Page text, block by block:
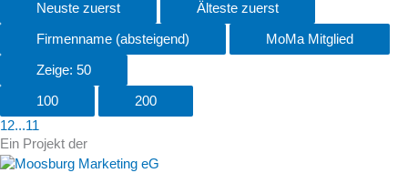
Neuste zuerst Älteste zuerst
Firmenname (absteigend) MoMa Mitglied
Zeige: 50
100
200
12...11
Ein Projekt der